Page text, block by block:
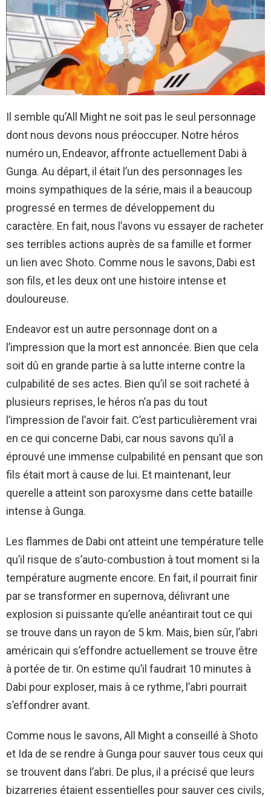
Il semble qu’All Might ne soit pas le seul personnage
dont nous devons nous préoccuper. Notre héros
numéro un, Endeavor, affronte actuellement Dabi à
Gunga. Au départ, il était l’un des personnages les
moins sympathiques de la série, mais il a beaucoup
progressé en termes de développement du
caractère. En fait, nous l’avons vu essayer de racheter
ses terribles actions auprès de sa famille et former
un lien avec Shoto. Comme nous le savons, Dabi est
son fils, et les deux ont une histoire intense et
douloureuse.
Endeavor est un autre personnage dont on a
l’impression que la mort est annoncée. Bien que cela
soit dû en grande partie à sa lutte interne contre la
culpabilité de ses actes. Bien qu’il se soit racheté à
plusieurs reprises, le héros n’a pas du tout
l’impression de l’avoir fait. C’est particulièrement vrai
en ce qui concerne Dabi, car nous savons qu’il a
éprouvé une immense culpabilité en pensant que son
fils était mort à cause de lui. Et maintenant, leur
querelle a atteint son paroxysme dans cette bataille
intense à Gunga.
Les flammes de Dabi ont atteint une température telle
qu’il risque de s’auto-combustion à tout moment si la
température augmente encore. En fait, il pourrait finir
par se transformer en supernova, délivrant une
explosion si puissante qu’elle anéantirait tout ce qui
se trouve dans un rayon de 5 km. Mais, bien sûr, l’abri
américain qui s’effondre actuellement se trouve être
à portée de tir. On estime qu’il faudrait 10 minutes à
Dabi pour exploser, mais à ce rythme, l’abri pourrait
s’effondrer avant.
Comme nous le savons, All Might a conseillé à Shoto
et Ida de se rendre à Gunga pour sauver tous ceux qui
se trouvent dans l’abri. De plus, il a précisé que leurs
bizarreries étaient essentielles pour sauver ces civils,